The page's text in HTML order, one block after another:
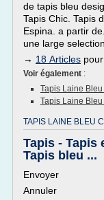
de tapis bleu
Tapis Chic. Tapis
Espina. a partir
une large
→ 18 Articles
Voir également :
Tapis Laine Bleu
Tapis Laine
TAPIS LAINE BLEU
Tapis - Tapis
Tapis bleu ...
Envoyer
Annuler